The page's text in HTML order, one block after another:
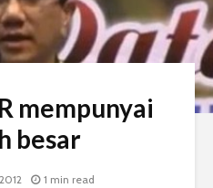
mempunyai
besar
1 min read